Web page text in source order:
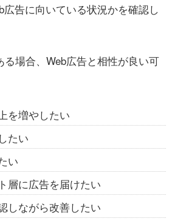
広告に向いている状況かを確認し
る場合、Web広告と相性が良い可
を増やしたい
たい
い
層に広告を届けたい
しながら改善したい